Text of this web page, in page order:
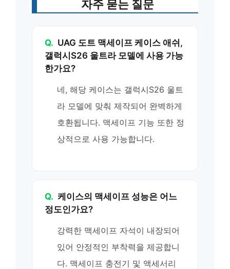
자주 묻는 질문
Q. UAG 도트 맥세이프 케이스 애쉬,
갤럭시S26 울트라 모델에 사용 가능
한가요?
네, 해당 케이스는 갤럭시S26 울트
라 모델에 맞춰 제작되어 완벽하게
호환됩니다. 맥세이프 기능 또한 정
상적으로 사용 가능합니다.
Q. 케이스의 맥세이프 성능은 어느
정도인가요?
강력한 맥세이프 자석이 내장되어
있어 안정적인 부착력을 제공합니
다. 맥세이프 충전기 및 액세서리